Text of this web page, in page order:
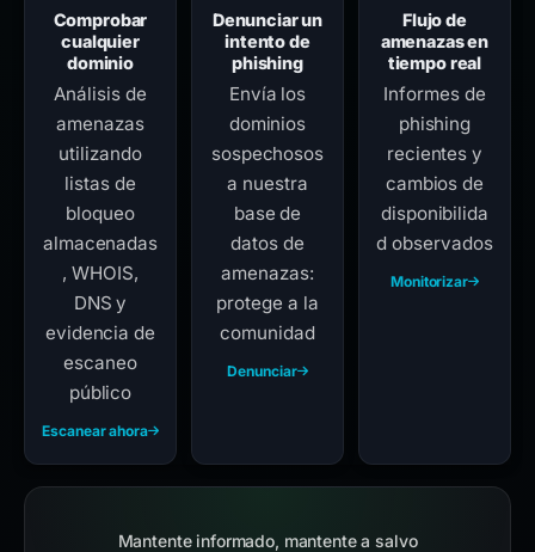
Comprobar
cualquier
dominio
Análisis de
amenazas
utilizando
listas de
bloqueo
almacenadas
, WHOIS,
DNS y
evidencia de
escaneo
público
Escanear ahora
Denunciar un
intento de
phishing
Envía los
dominios
sospechosos
a nuestra
base de
datos de
amenazas:
protege a la
comunidad
Denunciar
Flujo de
amenazas en
tiempo real
Informes de
phishing
recientes y
cambios de
disponibilida
d observados
Monitorizar
Mantente informado, mantente a salvo